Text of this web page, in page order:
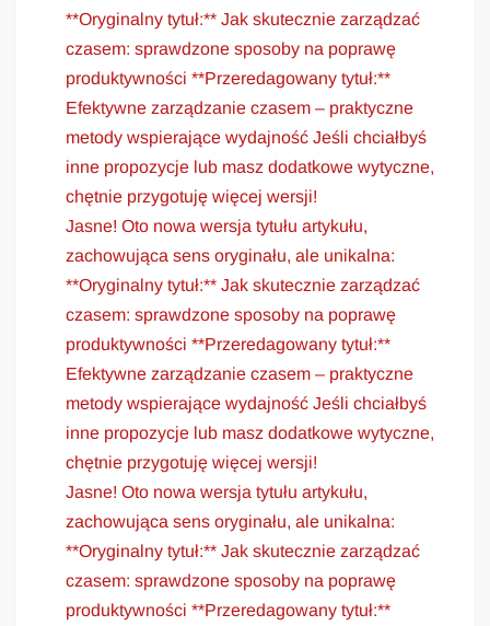
**Oryginalny tytuł:** Jak skutecznie zarządzać
czasem: sprawdzone sposoby na poprawę
produktywności **Przeredagowany tytuł:**
Efektywne zarządzanie czasem – praktyczne
metody wspierające wydajność Jeśli chciałbyś
inne propozycje lub masz dodatkowe wytyczne,
chętnie przygotuję więcej wersji!
Jasne! Oto nowa wersja tytułu artykułu,
zachowująca sens oryginału, ale unikalna:
**Oryginalny tytuł:** Jak skutecznie zarządzać
czasem: sprawdzone sposoby na poprawę
produktywności **Przeredagowany tytuł:**
Efektywne zarządzanie czasem – praktyczne
metody wspierające wydajność Jeśli chciałbyś
inne propozycje lub masz dodatkowe wytyczne,
chętnie przygotuję więcej wersji!
Jasne! Oto nowa wersja tytułu artykułu,
zachowująca sens oryginału, ale unikalna:
**Oryginalny tytuł:** Jak skutecznie zarządzać
czasem: sprawdzone sposoby na poprawę
produktywności **Przeredagowany tytuł:**